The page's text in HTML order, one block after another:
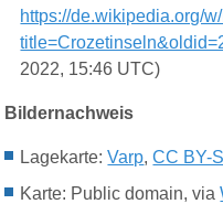
https://de.wikipedia.org/
2022, 15:46 UTC)
Bildernachweis
Lagekarte:Varp,CC BY-
Karte: Public domain, via